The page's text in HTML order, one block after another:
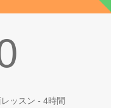
ッスン - 4時間